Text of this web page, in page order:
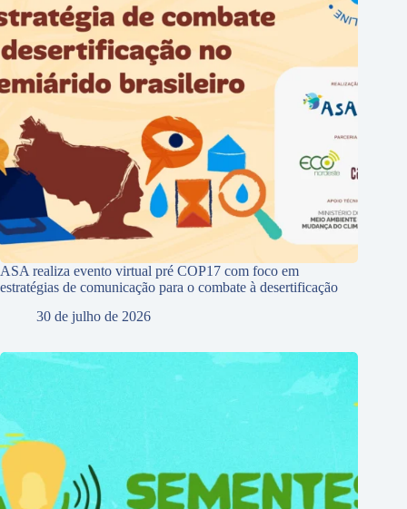
ASA realiza evento virtual pré COP17 com foco em
estratégias de comunicação para o combate à desertificação
30 de julho de 2026